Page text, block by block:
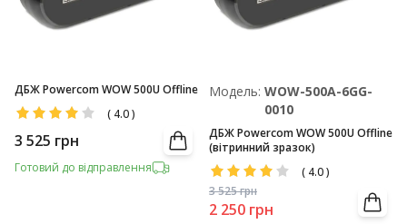
ДБЖ Powercom WOW 500U Offline
( 4.0)
3 525 грн
Готовий до відправлення
Модель: WOW-500A-6GG-
0010
ДБЖ Powercom WOW 500U Offline
(вітринний зразок)
( 4.0)
3 525грн
2 250 грн